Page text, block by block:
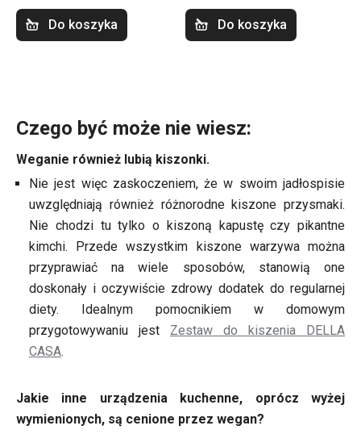
Do koszyka Do koszyka
Czego być może nie wiesz:
Weganie również lubią kiszonki.
Nie jest więc zaskoczeniem, że w swoim jadłospisie
uwzględniają również różnorodne kiszone przysmaki.
Nie chodzi tu tylko o kiszoną kapustę czy pikantne
kimchi. Przede wszystkim kiszone warzywa można
przyprawiać na wiele sposobów, stanowią one
doskonały i oczywiście zdrowy dodatek do regularnej
diety. Idealnym pomocnikiem w domowym
przygotowywaniu jest Zestaw do kiszenia DELLA
CASA.
Jakie inne urządzenia kuchenne, oprócz wyżej
wymienionych, są cenione przez wegan?